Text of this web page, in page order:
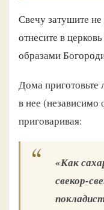
Свечу затушите не
отнесите в
образами
Дома
в нее (независимо
приговаривая:
«Как
свекор-